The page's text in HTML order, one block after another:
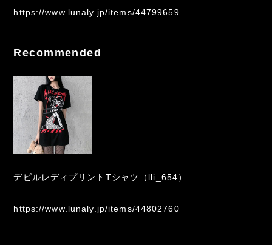
https://www.lunaly.jp/items/44799659
Recommended
デビルレディプリントTシャツ（lli_654）
https://www.lunaly.jp/items/44802760